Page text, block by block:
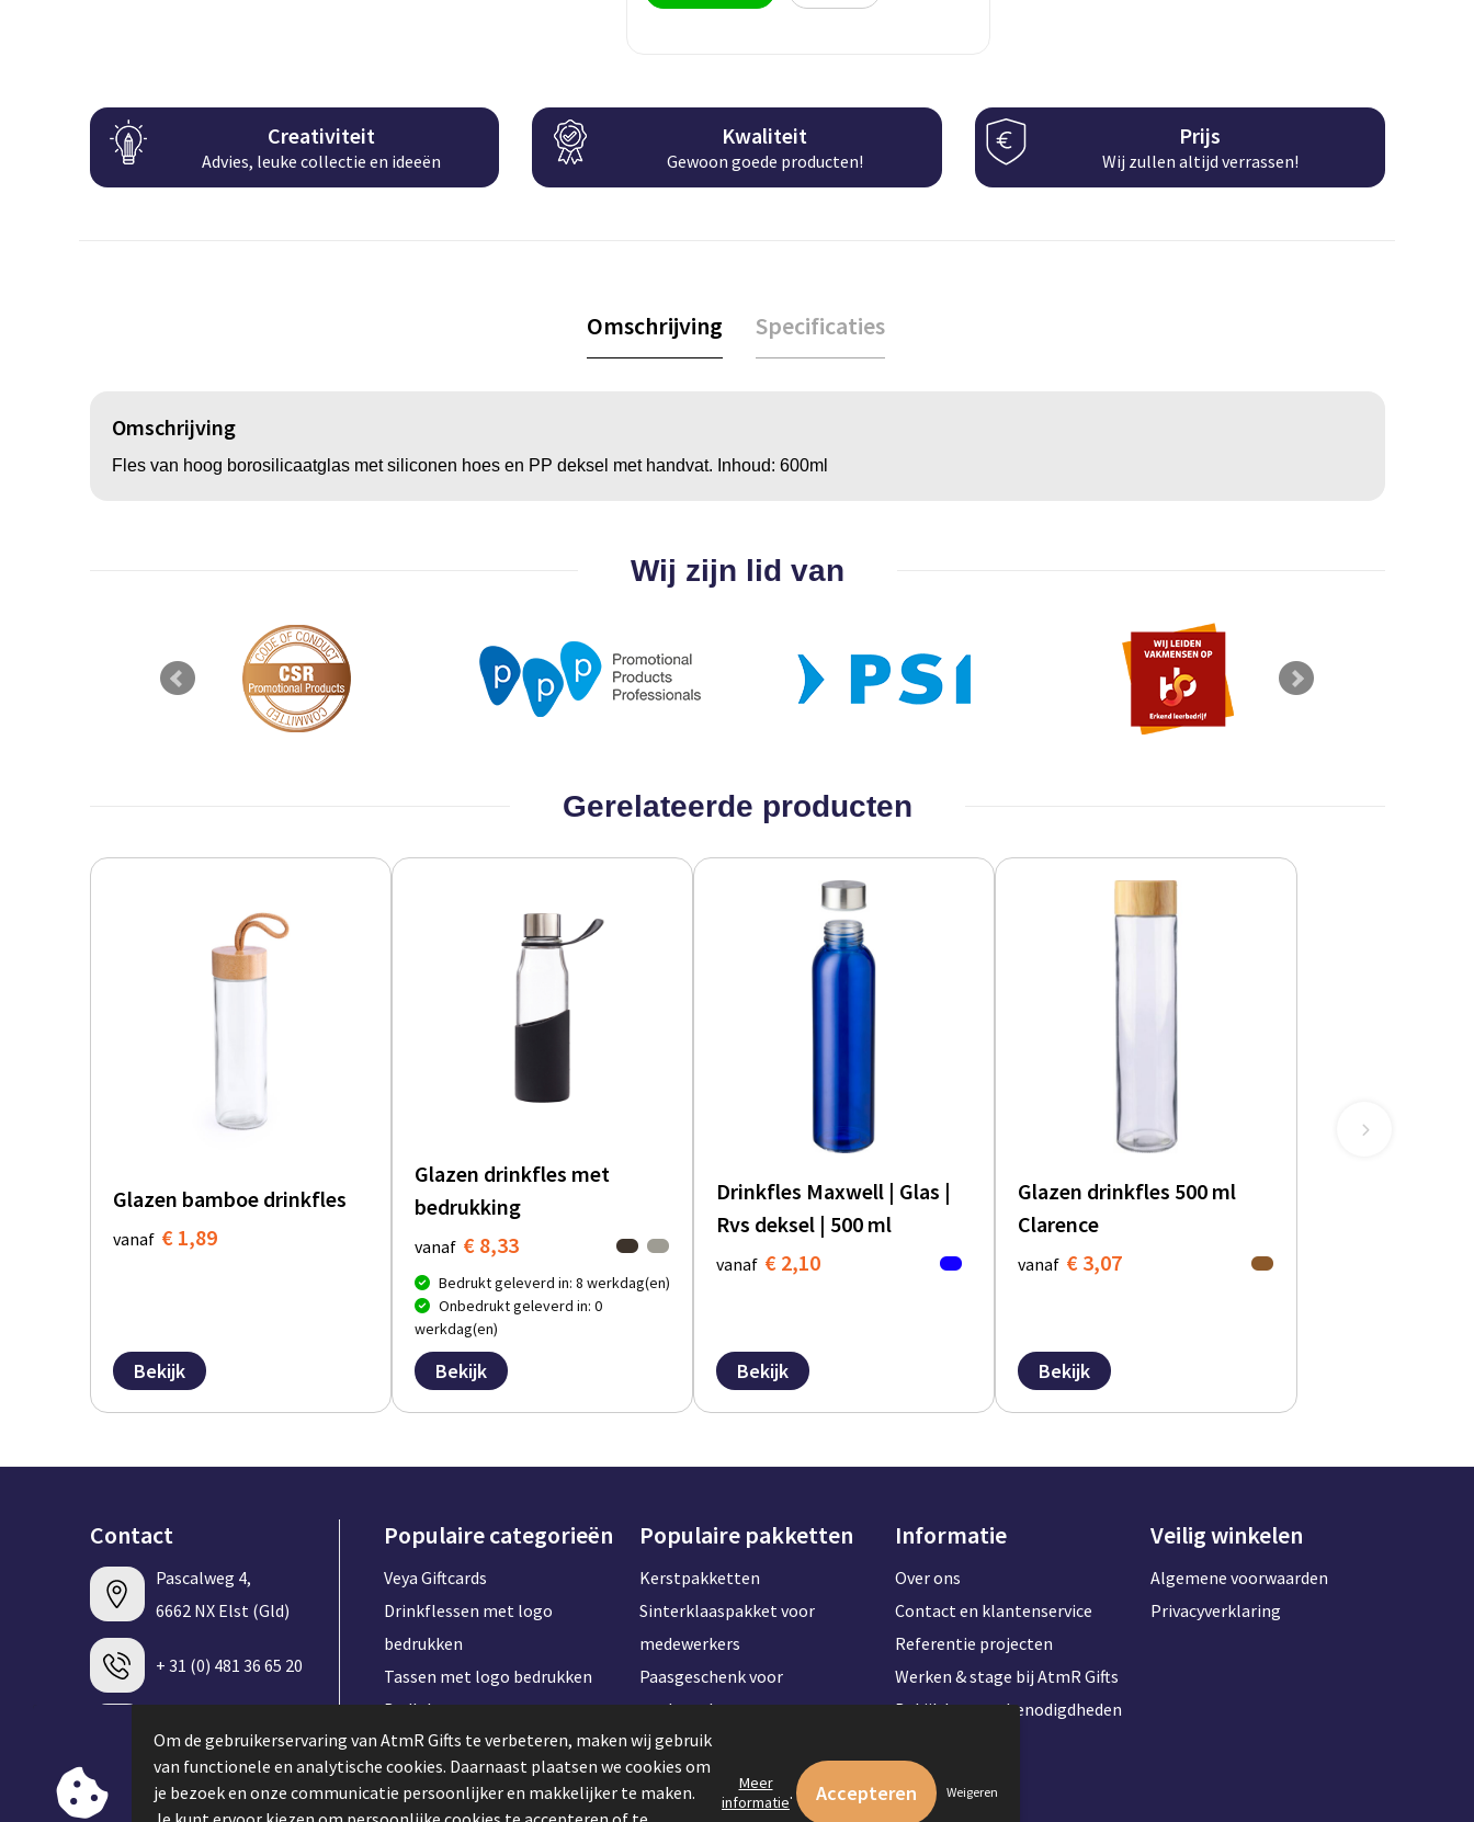
Creativiteit
Advies, leuke collectie en ideeën
Kwaliteit
Gewoon goede producten!
Prijs
Wij zullen altijd verrassen!
Omschrijving Specificaties
Omschrijving
Fles van hoog borosilicaatglas met siliconen hoes en PP deksel met handvat. Inhoud: 600ml
Wij zijn lid van
Gerelateerde producten
Glazen bamboe drinkfles
vanaf € 1,89
Bekijk
Glazen drinkfles met
bedrukking
vanaf € 8,33
Bedrukt geleverd in: 8 werkdag(en)
Onbedrukt geleverd in: 0
werkdag(en)
Bekijk
Drinkfles Maxwell | Glas |
Rvs deksel | 500 ml
vanaf € 2,10
Bekijk
Glazen drinkfles 500 ml
Clarence
vanaf € 3,07
Bekijk
Contact
Pascalweg 4,
6662 NX Elst (Gld)
+ 31 (0) 481 36 65 20
info@atmrgifts.nl
Contacteer ons
Populaire categorieën
Veya Giftcards
Drinkflessen met logo
bedrukken
Tassen met logo bedrukken
Badlakens met naam
bedrukken
T-shirt met logo bedrukken
Speakers met logo bedrukken
Populaire pakketten
Kerstpakketten
Sinterklaaspakket voor
medewerkers
Paasgeschenk voor
medewerkers
Onboardingpakket voor
werknemers
Zomerpakketten voor
Informatie
Over ons
Contact en klantenservice
Referentie projecten
Werken & stage bij AtmR Gifts
Bekijk kantoorbenodigdheden
Veilig winkelen
Algemene voorwaarden
Privacyverklaring
Om de gebruikerservaring van AtmR Gifts te verbeteren, maken wij gebruik
van functionele en analytische cookies. Daarnaast plaatsen we cookies om
je bezoek en onze communicatie persoonlijker en makkelijker te maken.
Meer
informatie. Weigeren